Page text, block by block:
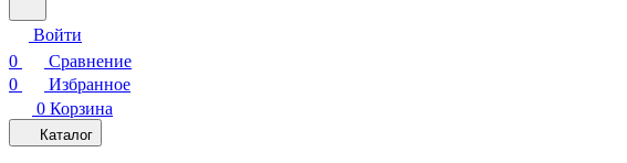
Войти
0
Сравнение
0
Избранное
0 Корзина
Каталог